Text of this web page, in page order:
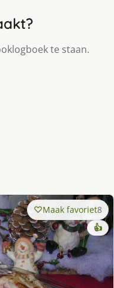
te staan.
Maak favoriet8
👍